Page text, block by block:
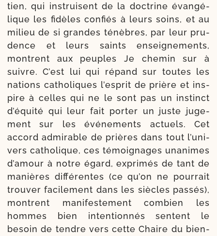
tien, qui ins­truisent de la doc­trine évan­gé­
lique les fidèles confiés à leurs soins, et au
milieu de si grandes ténèbres, par leur pru­
dence et leurs saints ensei­gne­ments,
montrent aux peuples Je che­min sur à
suivre. C’est lui qui répand sur toutes les
nations catho­liques l’esprit de prière et ins­
pire à celles qui ne le sont pas un ins­tinct
d’équité qui leur fait por­ter un juste juge­
ment sur les évé­ne­ments actuels. Cet
accord admi­rable de prières dans tout l’uni­
vers catho­lique, ces témoi­gnages una­nimes
d’amour à notre égard, expri­més de tant de
manières dif­fé­rentes (ce qu’on ne pour­rait
trou­ver faci­le­ment dans les siècles pas­sés),
montrent mani­fes­te­ment com­bien les
hommes bien inten­tionnés sentent le
besoin de tendre vers cette Chaire du bien­